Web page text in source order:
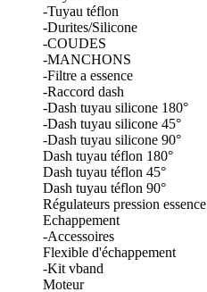
-Tuyau téflon
-Durites/Silicone
-COUDES
-MANCHONS
-Filtre a essence
-Raccord dash
-Dash tuyau silicone 180°
-Dash tuyau silicone 45°
-Dash tuyau silicone 90°
Dash tuyau téflon 180°
Dash tuyau téflon 45°
Dash tuyau téflon 90°
Régulateurs pression essence
Echappement
-Accessoires
Flexible d'échappement
-Kit vband
Moteur